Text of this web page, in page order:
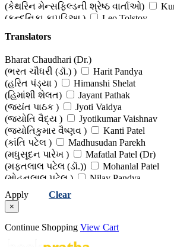
(કેથરિન મેન્સફિલ્ડની શ્રેષ્ઠ વાર્તાઓ)
(કુન્દનિકા કાપડિઆ )
Leo Tolstoy
(માર્ક ટ્વેઇન)
(મોપાસાં )
O Henry
(ઓ હેન્રી )
Saki
(સાકી)
Stefan Zweig
(સ્ટીફન ત્સ્વાઈગ )
Various Authors
(વિવિધ લેખકો)
William Shakespeare
(વિલિયમ શેક્સપિયર )
Yashvant Mehta
(યશવંત મહેતા)
Translators
Bharat Chaudhari (Dr.)
(ભરત ચૌધરી (ડૉ.) )
Harit Pandya
(હરિત પંડ્યા )
Himanshi Shelat
(હિમાંશી શેલત)
Jayant Pathak
(જયંત પાઠક )
Jyoti Vaidya
(જ્યોતિ વૈદ્ય )
Jyotikumar Vaishnav
(જ્યોતિકુમાર વૈષ્ણવ )
Kanti Patel
(કાંતિ પટેલ )
Madhusudan Parekh
(મધુસૂદન પારેખ )
Mafatlal Patel (Dr)
(મફતલાલ પટેલ (ડૉ.))
Mohanlal Patel
(મોહનલાલ પટેલ )
Nilay Pandya
(નિલય પંડ્યા )
(પરેશ પ્ર. વ્યાસ . )
(રમણલાલ સોની)
(રેમંડ પરમાર )
Sharifa Vijaliwala
Apply Clear
×
Continue Shopping View Cart